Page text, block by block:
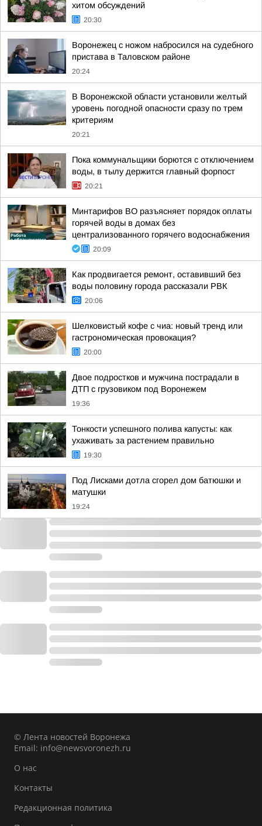
хитом обсуждений
20:30
Воронежец с ножом набросился на судебного
пристава в Таловском районе
20:24
В Воронежской области установили желтый
уровень погодной опасности сразу по трем
критериям
20:21
Пока коммунальщики борются с отключением
воды, в тылу держится главный форпост
20:21
Минтарифов ВО разъясняет порядок оплаты
горячей воды в домах без
централизованного горячего водоснабжения
20:09
Как продвигается ремонт, оставивший без
воды половину города рассказали РВК
20:06
Шелковистый кофе с чиа: новый тренд или
гастрономическая провокация?
20:00
Двое подростков и мужчина пострадали в
ДТП с грузовиком под Воронежем
19:36
Тонкости успешного полива капусты: как
ухаживать за растением правильно
19:30
Под Лисками дотла сгорел дом батюшки и
матушки
19:24
© Лента новостей Воронежа
Email: info@newsvoronezh.ru
О нас
Контакты
Редакционная политика